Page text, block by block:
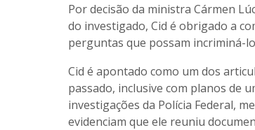
Por decisão da ministra Cármen
do investigado, Cid é obrigado a
perguntas que possam incriminá-
Cid é apontado como um dos
passado, inclusive com planos de
investigações da Polícia Federal,
evidenciam que ele reuniu